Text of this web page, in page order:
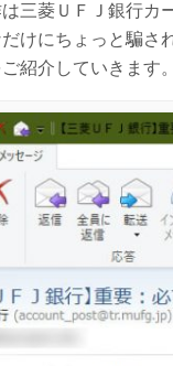
三菱ＵＦＪ銀行カ
けにちょっと騙さ
紹介していきます。